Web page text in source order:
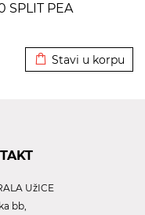
SPLIT PEA
Stavi u korpu
UžICE
bb,